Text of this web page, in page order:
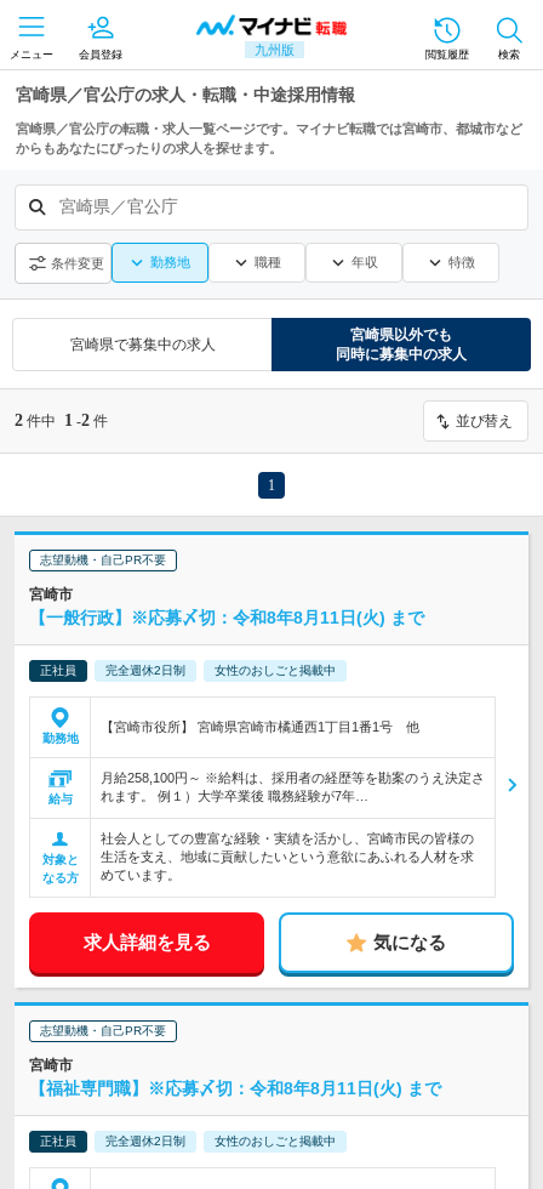
九州版
メニュー 会員登録 閲覧履歴 検索
宮崎県／官公庁の求人・転職・中途採用情報
宮崎県／官公庁の転職・求人一覧ページです。マイナビ転職では宮崎市、都城市など
からもあなたにぴったりの求人を探せます。
宮崎県／官公庁
条件変更 勤務地 職種 年収 特徴
宮崎県で募集中の求人
宮崎県以外でも
同時に募集中の求人
2 件中 1 -2 件 並び替え
1
志望動機・自己PR不要
宮崎市
【一般行政】※応募〆切：令和8年8月11日(火) まで
正社員 完全週休2日制 女性のおしごと掲載中
勤務地
【宮崎市役所】 宮崎県宮崎市橘通西1丁目1番1号 他
給与
月給258,100円～ ※給料は、採用者の経歴等を勘案のうえ決定さ
れます。 例１）大学卒業後 職務経験が7年…
対象と
なる方
社会人としての豊富な経験・実績を活かし、宮崎市民の皆様の
生活を支え、地域に貢献したいという意欲にあふれる人材を求
めています。
求人詳細を見る 気になる
志望動機・自己PR不要
宮崎市
【福祉専門職】※応募〆切：令和8年8月11日(火) まで
正社員 完全週休2日制 女性のおしごと掲載中